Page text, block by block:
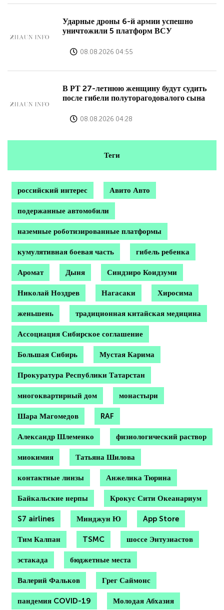
Ударные дроны 6-й армии успешно
уничтожили 5 платформ ВСУ
08.08.2026 04:55
В РТ 27-летнюю женщину будут судить
после гибели полуторагодовалого сына
08.08.2026 04:28
Теги
российский интерес Авито Авто
подержанные автомобили
наземные роботизированные платформы
кумулятивная боевая часть гибель ребенка
Аромат Дыня Синдзиро Коидзуми
Николай Ноздрев Нагасаки Хиросима
женьшень традиционная китайская медицина
Ассоциация Сибирское соглашение
Большая Сибирь Мустая Карима
Прокуратура Республики Татарстан
многоквартирный дом монастыри
Шара Магомедов RAF
Александр Шлеменко физиологический раствор
миокимия Татьяна Шилова
контактные линзы Анжелика Тюрина
Байкальские нерпы Крокус Сити Океанариум
S7 airlines Минджун Ю App Store
Тим Калпан TSMC шоссе Энтузиастов
эстакада бюджетные места
Валерий Фальков Грег Саймонс
пандемия COVID-19 Молодая Абхазия